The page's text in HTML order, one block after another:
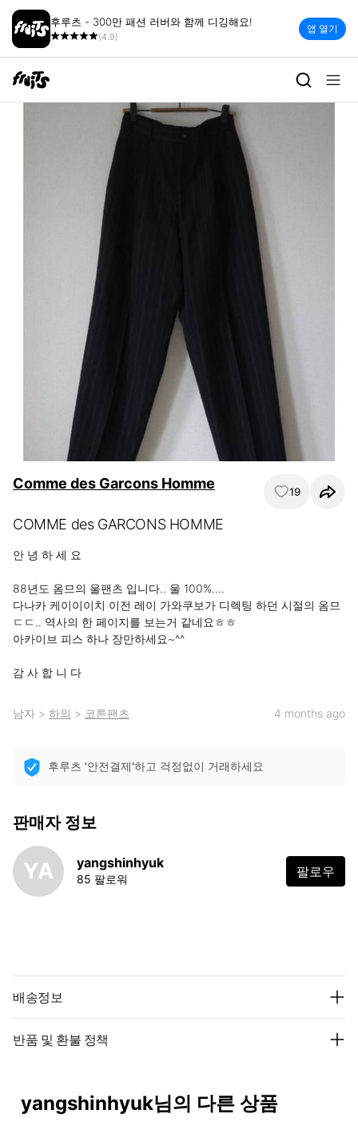
후루츠 - 300만 패션 러버와 함께 디깅해요!
(4.9)
앱 열기
Comme des Garcons Homme 19
COMME des GARCONS HOMME
안 녕 하 세 요
88년도 옴므의 울팬츠 입니다.. 울 100%….
다나카 케이이이치 이전 레이 가와쿠보가 디렉팅 하던 시절의 옴므
ㄷㄷ.. 역사의 한 페이지를 보는거 같네요ㅎㅎ
아카이브 피스 하나 장만하세요~^^
감 사 합 니 다
남자 > 하의 > 코튼팬츠 4 months ago
후루츠 '안전결제'하고 걱정없이 거래하세요
판매자 정보
YA yangshinhyuk
85 팔로워 팔로우
배송정보
반품 및 환불 정책
yangshinhyuk님의 다른 상품